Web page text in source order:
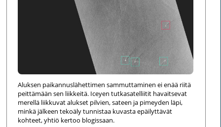
Aluksen paikannuslähettimen sammuttaminen ei enää riitä
peittämään sen liikkeitä. Iceyen tutkasatelliitit havaitsevat
merellä liikkuvat alukset pilvien, sateen ja pimeyden läpi,
minkä jälkeen tekoäly tunnistaa kuvasta epäilyttävät
kohteet, yhtiö kertoo blogissaan.